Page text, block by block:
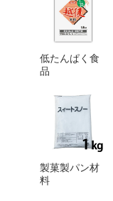
低たんぱく食
品
製菓製パン材
料